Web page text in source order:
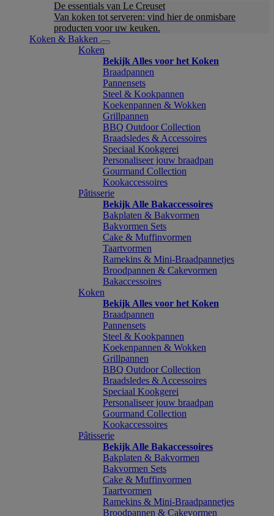
De essentials van Le Creuset
Van koken tot serveren: vind hier de onmisbare
producten voor uw keuken.
Koken & Bakken
Koken
Bekijk Alles voor het Koken
Braadpannen
Pannensets
Steel & Kookpannen
Koekenpannen & Wokken
Grillpannen
BBQ Outdoor Collection
Braadsledes & Accessoires
Speciaal Kookgerei
Personaliseer jouw braadpan
Gourmand Collection
Kookaccessoires
Pâtisserie
Bekijk Alle Bakaccessoires
Bakplaten & Bakvormen
Bakvormen Sets
Cake & Muffinvormen
Taartvormen
Ramekins & Mini-Braadpannetjes
Broodpannen & Cakevormen
Bakaccessoires
Koken
Bekijk Alles voor het Koken
Braadpannen
Pannensets
Steel & Kookpannen
Koekenpannen & Wokken
Grillpannen
BBQ Outdoor Collection
Braadsledes & Accessoires
Speciaal Kookgerei
Personaliseer jouw braadpan
Gourmand Collection
Kookaccessoires
Pâtisserie
Bekijk Alle Bakaccessoires
Bakplaten & Bakvormen
Bakvormen Sets
Cake & Muffinvormen
Taartvormen
Ramekins & Mini-Braadpannetjes
Broodpannen & Cakevormen